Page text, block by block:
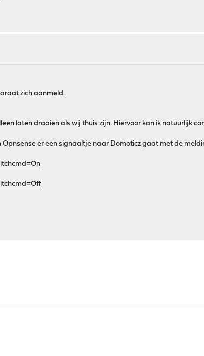
zich aanmeld.
laten draaien als wij thuis zijn. Hiervoor kan ik natuurlijk
er een signaaltje naar Domoticz gaat met de